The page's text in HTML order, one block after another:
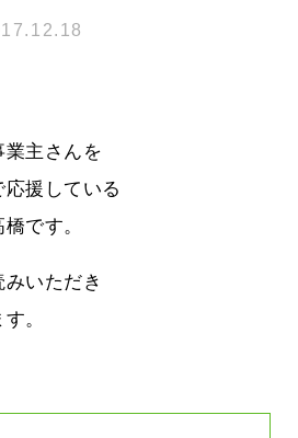
業主さんを
援している
です。
いただき
。
通信８月号が届きました！まも
ちがい探しが変わります